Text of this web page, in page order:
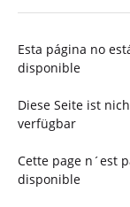
Esta página no
disponible
Diese Seite ist
verfügbar
Cette page n´est
disponible